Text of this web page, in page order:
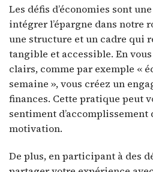
Les défis d’économies sont
intégrer l’épargne dans notre
une structure et un cadre qui
tangible et accessible. En
clairs, comme par exemple «
semaine », vous créez un
finances. Cette pratique peut
sentiment
motivation.
De plus, en participant à des